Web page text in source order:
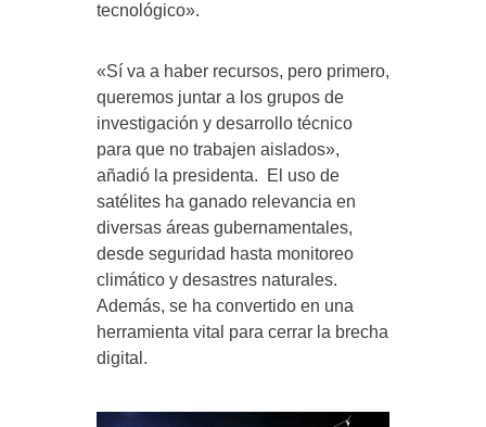
tecnológico».
«Sí va a haber recursos, pero primero,
queremos juntar a los grupos de
investigación y desarrollo técnico
para que no trabajen aislados»,
añadió la presidenta. El uso de
satélites ha ganado relevancia en
diversas áreas gubernamentales,
desde seguridad hasta monitoreo
climático y desastres naturales.
Además, se ha convertido en una
herramienta vital para cerrar la brecha
digital.